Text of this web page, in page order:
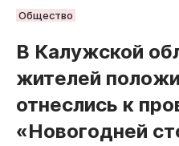
РУБРИКИ
Новости компаний
Статьи
Народные новости
Авто и транспорт
Общество
В Калужской
жителей
отнеслись к
«Новогодней